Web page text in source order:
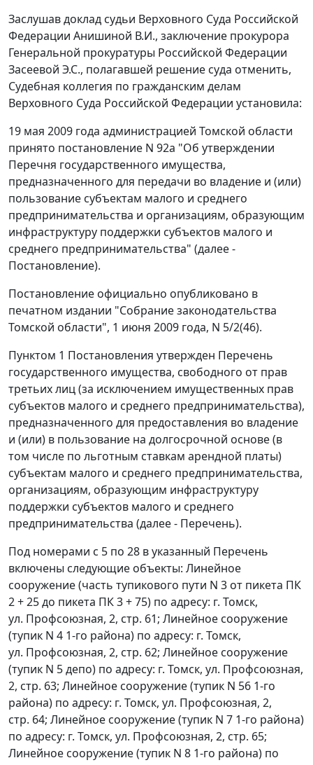
Заслушав доклад судьи Верховного Суда Российской
Федерации Анишиной В.И., заключение прокурора
Генеральной прокуратуры Российской Федерации
Засеевой Э.С., полагавшей решение суда отменить,
Судебная коллегия по гражданским делам
Верховного Суда Российской Федерации установила:
19 мая 2009 года администрацией Томской области
принято постановление N 92а "Об утверждении
Перечня государственного имущества,
предназначенного для передачи во владение и (или)
пользование субъектам малого и среднего
предпринимательства и организациям, образующим
инфраструктуру поддержки субъектов малого и
среднего предпринимательства" (далее -
Постановление).
Постановление официально опубликовано в
печатном издании "Собрание законодательства
Томской области", 1 июня 2009 года, N 5/2(46).
Пунктом 1 Постановления утвержден Перечень
государственного имущества, свободного от прав
третьих лиц (за исключением имущественных прав
субъектов малого и среднего предпринимательства),
предназначенного для предоставления во владение
и (или) в пользование на долгосрочной основе (в
том числе по льготным ставкам арендной платы)
субъектам малого и среднего предпринимательства,
организациям, образующим инфраструктуру
поддержки субъектов малого и среднего
предпринимательства (далее - Перечень).
Под номерами с 5 по 28 в указанный Перечень
включены следующие объекты: Линейное
сооружение (часть тупикового пути N 3 от пикета ПК
2 + 25 до пикета ПК 3 + 75) по адресу: г. Томск,
ул. Профсоюзная, 2, стр. 61; Линейное сооружение
(тупик N 4 1-го района) по адресу: г. Томск,
ул. Профсоюзная, 2, стр. 62; Линейное сооружение
(тупик N 5 депо) по адресу: г. Томск, ул. Профсоюзная,
2, стр. 63; Линейное сооружение (тупик N 56 1-го
района) по адресу: г. Томск, ул. Профсоюзная, 2,
стр. 64; Линейное сооружение (тупик N 7 1-го района)
по адресу: г. Томск, ул. Профсоюзная, 2, стр. 65;
Линейное сооружение (тупик N 8 1-го района) по